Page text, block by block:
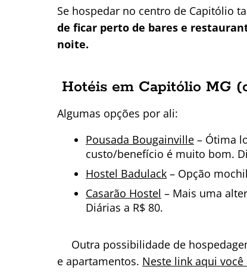
Se hospedar no centro de Capitólio
de ficar perto de bares e
noite.
Hotéis em Capitólio MG
Algumas opções por ali:
Pousada Bougainville – Ótima
custo/benefício é muito bom.
Hostel Badulack – Opção
Casarão Hostel – Mais uma
Diárias a R$ 80.
Outra possibilidade de
e apartamentos. Neste link aqui